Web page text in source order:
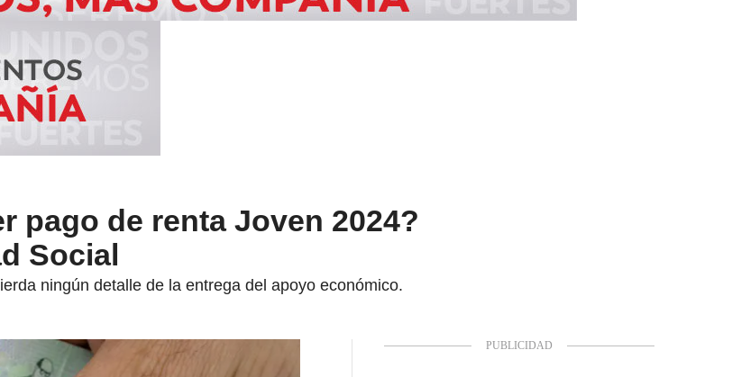
pago de renta Joven 2024?
Social
ningún detalle de la entrega del apoyo económico.